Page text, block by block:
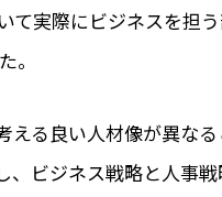
て実際にビジネスを担
。
る良い人材像が異な
ビジネス戦略と人事